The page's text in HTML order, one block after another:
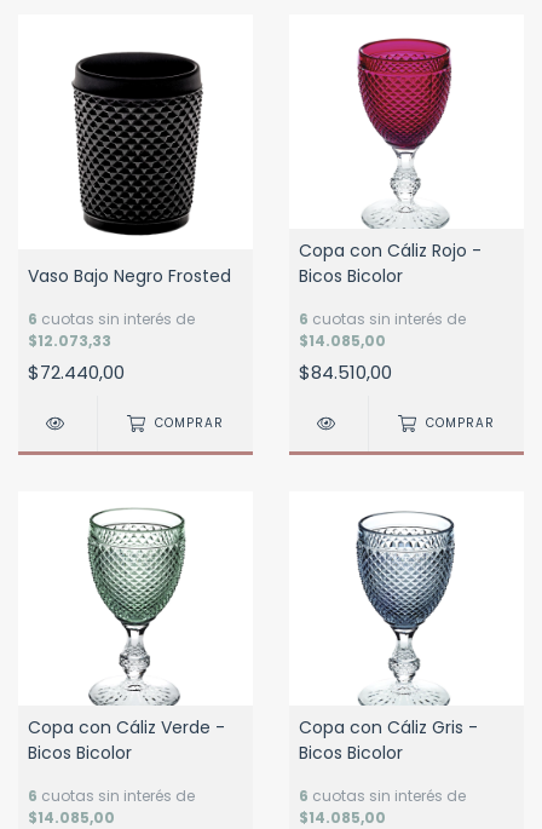
Vaso Bajo Negro Frosted
6 cuotas sin interés de
$12.073,33
$72.440,00
COMPRAR
Copa con Cáliz Rojo -
Bicos Bicolor
6 cuotas sin interés de
$14.085,00
$84.510,00
COMPRAR
Copa con Cáliz Verde -
Bicos Bicolor
6 cuotas sin interés de
$14.085,00
Copa con Cáliz Gris -
Bicos Bicolor
6 cuotas sin interés de
$14.085,00